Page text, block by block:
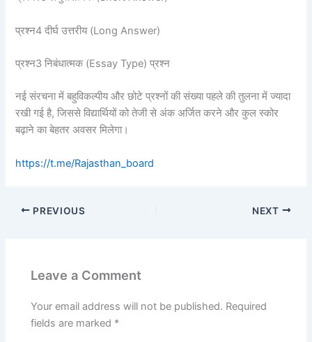
प्रश्न4 दीर्घ उत्तरीय (Long Answer)
प्रश्न3 निबंधात्मक (Essay Type) प्रश्न
नई संरचना में बहुविकल्पीय और छोटे प्रश्नों की संख्या पहले की तुलना में ज्यादा
रखी गई है, जिससे विद्यार्थियों को तेजी से अंक अर्जित करने और कुल स्कोर
बढ़ाने का बेहतर अवसर मिलेगा।
https://t.me/Rajasthan_board
PREVIOUS NEXT
Leave a Comment
Your email address will not be published. Required
fields are marked *